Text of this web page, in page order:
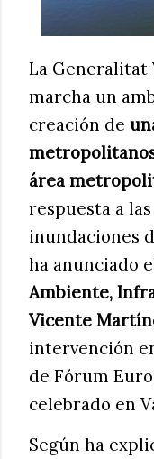
La Generalitat
marcha un
creación de
área
respuesta a
inundaciones
ha anunciado
Ambiente,
Vicente
intervención
de Fórum
celebrado en
Según ha